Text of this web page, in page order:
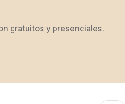
gratuitos y presenciales.